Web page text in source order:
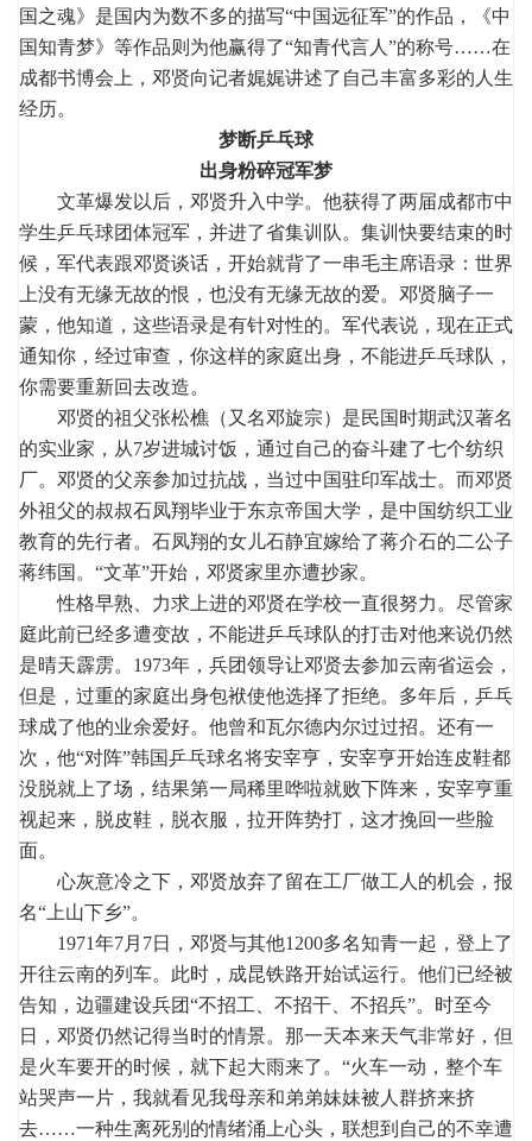
国之魂》是国内为数不多的描写“中国远征军”的作品，《中
国知青梦》等作品则为他赢得了“知青代言人”的称号……在
成都书博会上，邓贤向记者娓娓讲述了自己丰富多彩的人生
经历。
梦断乒乓球
出身粉碎冠军梦
文革爆发以后，邓贤升入中学。他获得了两届成都市中
学生乒乓球团体冠军，并进了省集训队。集训快要结束的时
候，军代表跟邓贤谈话，开始就背了一串毛主席语录：世界
上没有无缘无故的恨，也没有无缘无故的爱。邓贤脑子一
蒙，他知道，这些语录是有针对性的。军代表说，现在正式
通知你，经过审查，你这样的家庭出身，不能进乒乓球队，
你需要重新回去改造。
邓贤的祖父张松樵（又名邓旋宗）是民国时期武汉著名
的实业家，从7岁进城讨饭，通过自己的奋斗建了七个纺织
厂。邓贤的父亲参加过抗战，当过中国驻印军战士。而邓贤
外祖父的叔叔石凤翔毕业于东京帝国大学，是中国纺织工业
教育的先行者。石凤翔的女儿石静宜嫁给了蒋介石的二公子
蒋纬国。“文革”开始，邓贤家里亦遭抄家。
性格早熟、力求上进的邓贤在学校一直很努力。尽管家
庭此前已经多遭变故，不能进乒乓球队的打击对他来说仍然
是晴天霹雳。1973年，兵团领导让邓贤去参加云南省运会，
但是，过重的家庭出身包袱使他选择了拒绝。多年后，乒乓
球成了他的业余爱好。他曾和瓦尔德内尔过过招。还有一
次，他“对阵”韩国乒乓球名将安宰亨，安宰亨开始连皮鞋都
没脱就上了场，结果第一局稀里哗啦就败下阵来，安宰亨重
视起来，脱皮鞋，脱衣服，拉开阵势打，这才挽回一些脸
面。
心灰意冷之下，邓贤放弃了留在工厂做工人的机会，报
名“上山下乡”。
1971年7月7日，邓贤与其他1200多名知青一起，登上了
开往云南的列车。此时，成昆铁路开始试运行。他们已经被
告知，边疆建设兵团“不招工、不招干、不招兵”。时至今
日，邓贤仍然记得当时的情景。那一天本来天气非常好，但
是火车要开的时候，就下起大雨来了。“火车一动，整个车
站哭声一片，我就看见我母亲和弟弟妹妹被人群挤来挤
去……一种生离死别的情绪涌上心头，联想到自己的不幸遭